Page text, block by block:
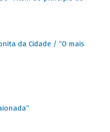
da Cidade / “O mais